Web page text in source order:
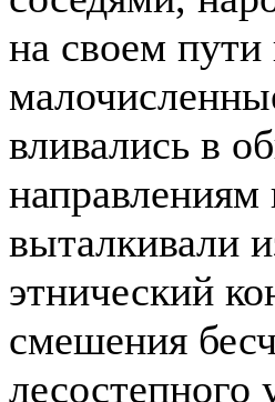
на своем
вливались в
выталкивали
этнический
смешения
лесостепного